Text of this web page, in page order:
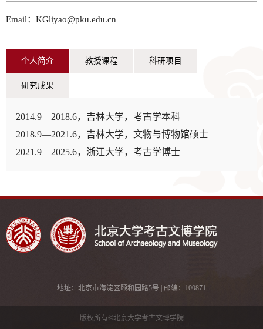
Email：KGliyao@pku.edu.cn
个人简介 教授课程 科研项目
研究成果
2014.9—2018.6，吉林大学，考古学本科
2018.9—2021.6，吉林大学，文物与博物馆硕士
2021.9—2025.6，浙江大学，考古学博士
参研 “国家社会科学基金重点项目：长白山地区旧石器
考古专项调查资料的整理与研究”（23AKG001）项
地址：北京市海淀区颐和园路5号 | 邮编：100871
版权所有©北京大学考古文博学院